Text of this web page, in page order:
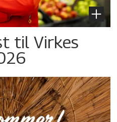
til Virkes